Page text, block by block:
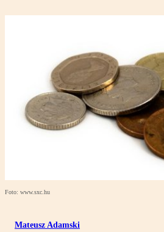
Foto: www.sxc.hu
Mateusz Adamski